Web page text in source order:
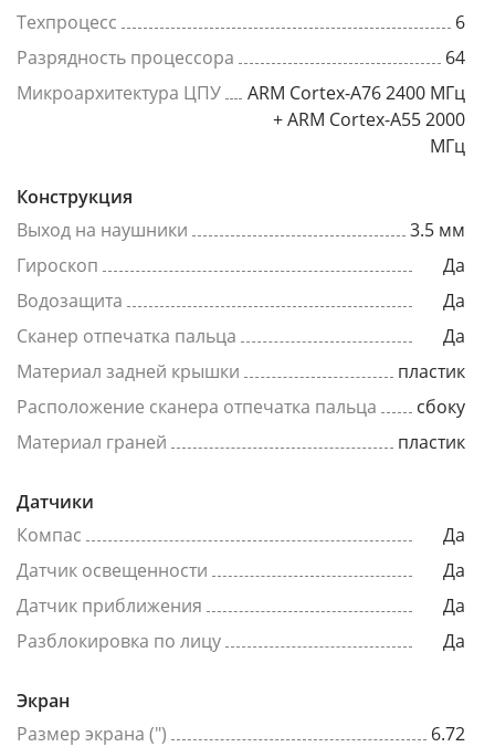
Техпроцесс
6
Разрядность процессора
64
Микроархитектура ЦПУ
ARM Cortex-A76 2400 МГц
+ ARM Cortex-A55 2000
МГц
Конструкция
Выход на наушники
3.5 мм
Гироскоп
Да
Водозащита
Да
Сканер отпечатка пальца
Да
Материал задней крышки
пластик
Расположение сканера отпечатка пальца
сбоку
Материал граней
пластик
Датчики
Компас
Да
Датчик освещенности
Да
Датчик приближения
Да
Разблокировка по лицу
Да
Экран
Размер экрана (")
6.72